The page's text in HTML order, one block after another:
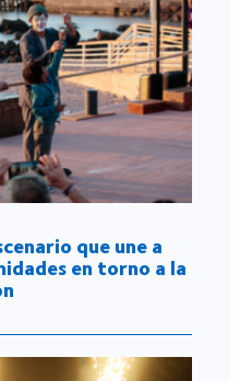
que une a
en torno a la